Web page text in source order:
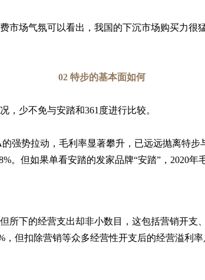
市场气氛可以看出，我国的下沉市场购买力很
02 特步的基本面如何
，少不免与安踏和361度进行比较。
强势拉动，毛利率显著攀升，已远远抛离特步
。但如果单看安踏的发家品牌“安踏”，2020
所下的经营支出却非小数目，这包括营销开支
，但扣除营销等众多经营性开支后的经营溢利